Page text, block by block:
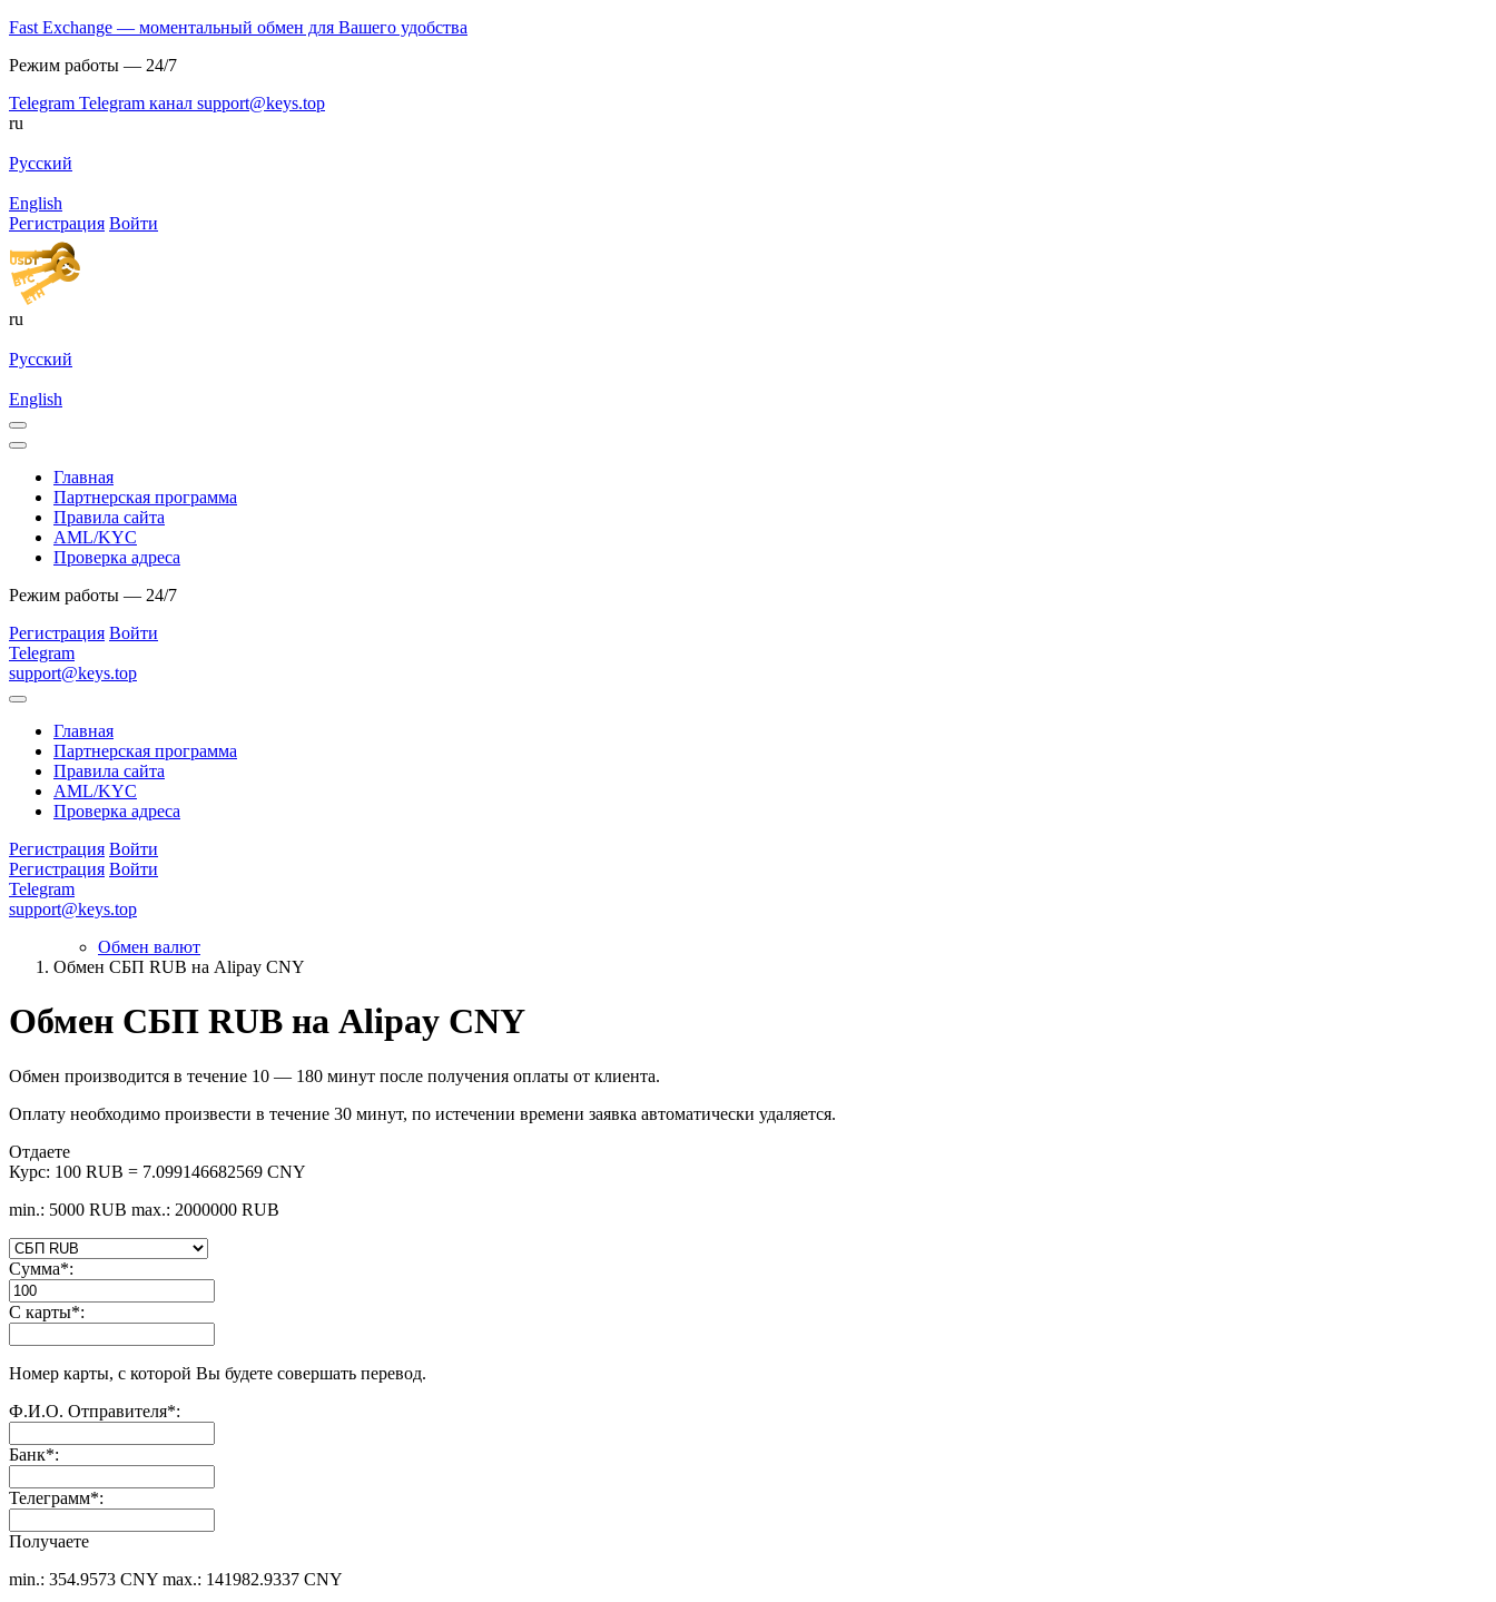
Fast Exchange — моментальный обмен для Вашего удобства
Режим работы — 24/7
Telegram Telegram канал support@keys.top
ru
Русский
English
Регистрация Войти
ru
Русский
English
Главная
Партнерская программа
Правила сайта
AML/KYC
Проверка адреса
Режим работы — 24/7
Регистрация Войти
Telegram
support@keys.top
Главная
Партнерская программа
Правила сайта
AML/KYC
Проверка адреса
Регистрация Войти
Регистрация Войти
Telegram
support@keys.top
Обмен валют
Обмен СБП RUB на Alipay CNY
Обмен СБП RUB на Alipay CNY
Обмен производится в течение 10 — 180 минут после получения оплаты от клиента.
Оплату необходимо произвести в течение 30 минут, по истечении времени заявка автоматически удаляется.
Отдаете
Курс: 100 RUB = 7.099146682569 CNY
min.: 5000 RUB max.: 2000000 RUB
Сумма*:
С карты*:
Номер карты, с которой Вы будете совершать перевод.
Ф.И.О. Отправителя*:
Банк*:
Телеграмм*:
Получаете
min.: 354.9573 CNY max.: 141982.9337 CNY